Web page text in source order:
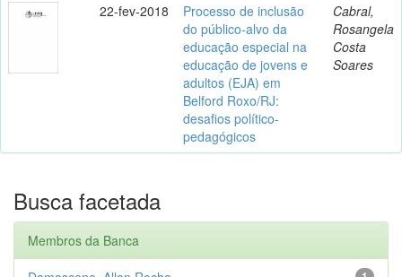
22-fev-2018
Processo de inclusão
do público-alvo da
educação especial na
educação de jovens e
adultos (EJA) em
Belford Roxo/RJ:
desafios político-
pedagógicos
Cabral,
Rosangela
Costa
Soares
Busca facetada
Membros da Banca